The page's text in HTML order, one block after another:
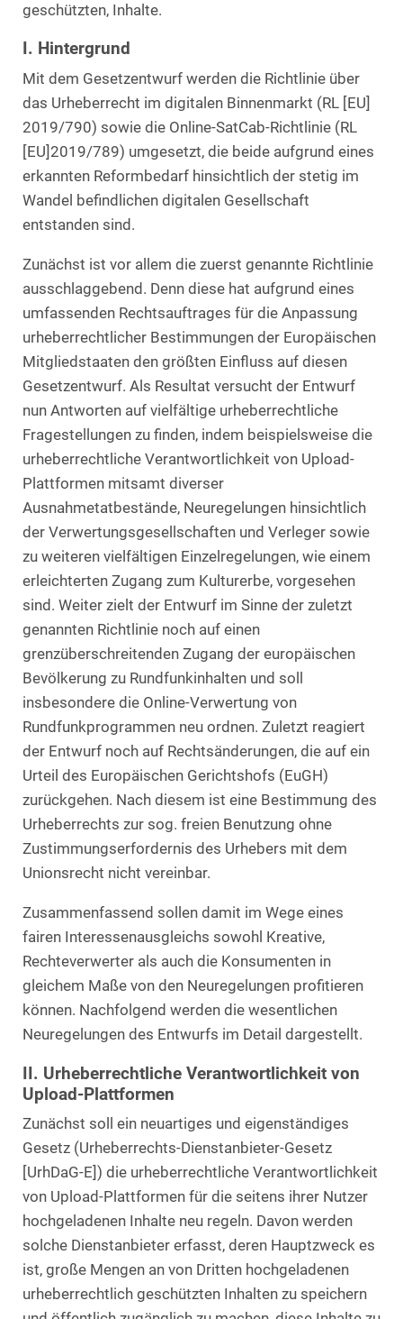
geschützten, Inhalte.
I. Hintergrund
Mit dem Gesetzentwurf werden die Richtlinie über
das Urheberrecht im digitalen Binnenmarkt (RL [EU]
2019/790) sowie die Online-SatCab-Richtlinie (RL
[EU]2019/789) umgesetzt, die beide aufgrund eines
erkannten Reformbedarf hinsichtlich der stetig im
Wandel befindlichen digitalen Gesellschaft
entstanden sind.
Zunächst ist vor allem die zuerst genannte Richtlinie
ausschlaggebend. Denn diese hat aufgrund eines
umfassenden Rechtsauftrages für die Anpassung
urheberrechtlicher Bestimmungen der Europäischen
Mitgliedstaaten den größten Einfluss auf diesen
Gesetzentwurf. Als Resultat versucht der Entwurf
nun Antworten auf vielfältige urheberrechtliche
Fragestellungen zu finden, indem beispielsweise die
urheberrechtliche Verantwortlichkeit von Upload-
Plattformen mitsamt diverser
Ausnahmetatbestände, Neuregelungen hinsichtlich
der Verwertungsgesellschaften und Verleger sowie
zu weiteren vielfältigen Einzelregelungen, wie einem
erleichterten Zugang zum Kulturerbe, vorgesehen
sind. Weiter zielt der Entwurf im Sinne der zuletzt
genannten Richtlinie noch auf einen
grenzüberschreitenden Zugang der europäischen
Bevölkerung zu Rundfunkinhalten und soll
insbesondere die Online-Verwertung von
Rundfunkprogrammen neu ordnen. Zuletzt reagiert
der Entwurf noch auf Rechtsänderungen, die auf ein
Urteil des Europäischen Gerichtshofs (EuGH)
zurückgehen. Nach diesem ist eine Bestimmung des
Urheberrechts zur sog. freien Benutzung ohne
Zustimmungserfordernis des Urhebers mit dem
Unionsrecht nicht vereinbar.
Zusammenfassend sollen damit im Wege eines
fairen Interessenausgleichs sowohl Kreative,
Rechteverwerter als auch die Konsumenten in
gleichem Maße von den Neuregelungen profitieren
können. Nachfolgend werden die wesentlichen
Neuregelungen des Entwurfs im Detail dargestellt.
II. Urheberrechtliche Verantwortlichkeit von
Upload-Plattformen
Zunächst soll ein neuartiges und eigenständiges
Gesetz (Urheberrechts-Dienstanbieter-Gesetz
[UrhDaG-E]) die urheberrechtliche Verantwortlichkeit
von Upload-Plattformen für die seitens ihrer Nutzer
hochgeladenen Inhalte neu regeln. Davon werden
solche Dienstanbieter erfasst, deren Hauptzweck es
ist, große Mengen an von Dritten hochgeladenen
urheberrechtlich geschützten Inhalten zu speichern